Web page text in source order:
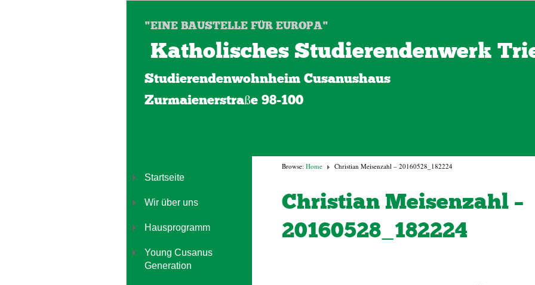
"EINE BAUSTELLE FÜR EUROPA"
Katholisches Studierendenwerk
Studierendenwohnheim Cusanushaus
Zurmaienerstraße 98-100
Browse: Home Christian Meisenzahl – 20160528_182224
Christian Meisenzahl –
20160528_182224
Startseite
Wir über uns
Hausprogramm
Young Cusanus
Generation